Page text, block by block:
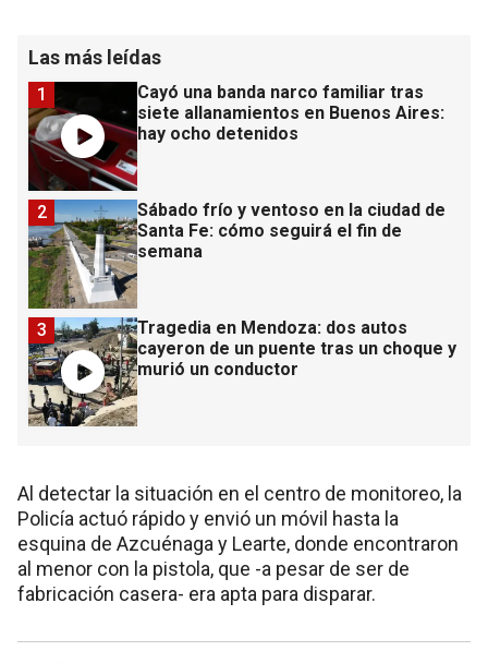
Las más leídas
Cayó una banda narco familiar tras
siete allanamientos en Buenos Aires:
hay ocho detenidos
1
Sábado frío y ventoso en la ciudad de
Santa Fe: cómo seguirá el fin de
semana
2
Tragedia en Mendoza: dos autos
cayeron de un puente tras un choque y
murió un conductor
3
Al detectar la situación en el centro de monitoreo, la
Policía actuó rápido y envió un móvil hasta la
esquina de Azcuénaga y Learte, donde encontraron
al menor con la pistola, que -a pesar de ser de
fabricación casera- era apta para disparar.